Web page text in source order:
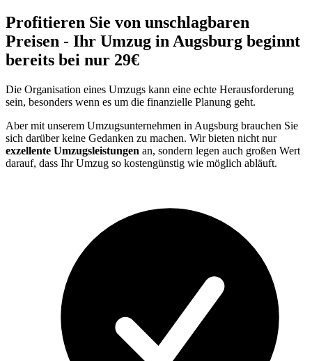
Profitieren Sie von unschlagbaren
Preisen - Ihr Umzug in Augsburg beginnt
bereits bei nur 29€
Die Organisation eines Umzugs kann eine echte Herausforderung
sein, besonders wenn es um die finanzielle Planung geht.
Aber mit unserem Umzugsunternehmen in Augsburg brauchen Sie
sich darüber keine Gedanken zu machen. Wir bieten nicht nur
exzellente Umzugsleistungen an, sondern legen auch großen Wert
darauf, dass Ihr Umzug so kostengünstig wie möglich abläuft.